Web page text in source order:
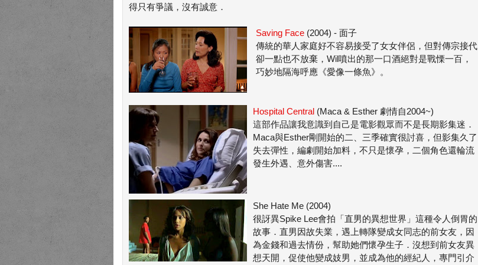
得只有爭議，沒有誠意．
Saving Face (2004) - 面子
傳統的華人家庭好不容易接受了女女伴侶，但對傳宗接代
卻一點也不放棄，Wil噴出的那一口酒絕對是戰慄一百，
巧妙地隔海呼應《愛像一條魚》。
Hospital Central (Maca & Esther 劇情自2004~)
這部作品讓我意識到自己是電影觀眾而不是長期影集迷．
Maca與Esther剛開始的二、三季確實很討喜，但影集久了
失去彈性，編劇開始加料，不只是懷孕，二個角色還輪流
發生外遇、意外傷害....
She Hate Me (2004)
很訝異Spike Lee會拍「直男的異想世界」這種令人倒胃的
故事．直男因故失業，遇上轉隊變成女同志的前女友，因
為金錢和過去情份，幫助她們懷孕生子．沒想到前女友異
想天開，促使他變成妓男，並成為他的經紀人，專門引介